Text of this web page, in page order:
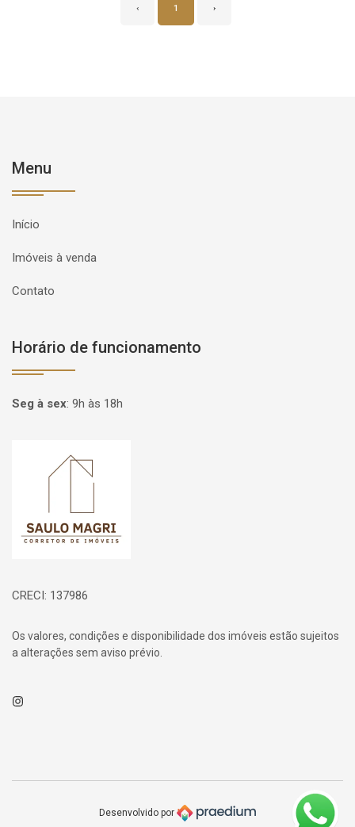
‹ 1 ›
Menu
Início
Imóveis à venda
Contato
Horário de funcionamento
Seg à sex: 9h às 18h
Página inicial
CRECI: 137986
Os valores, condições e disponibilidade dos imóveis estão sujeitos
a alterações sem aviso prévio.
Instagram
Desenvolvido por